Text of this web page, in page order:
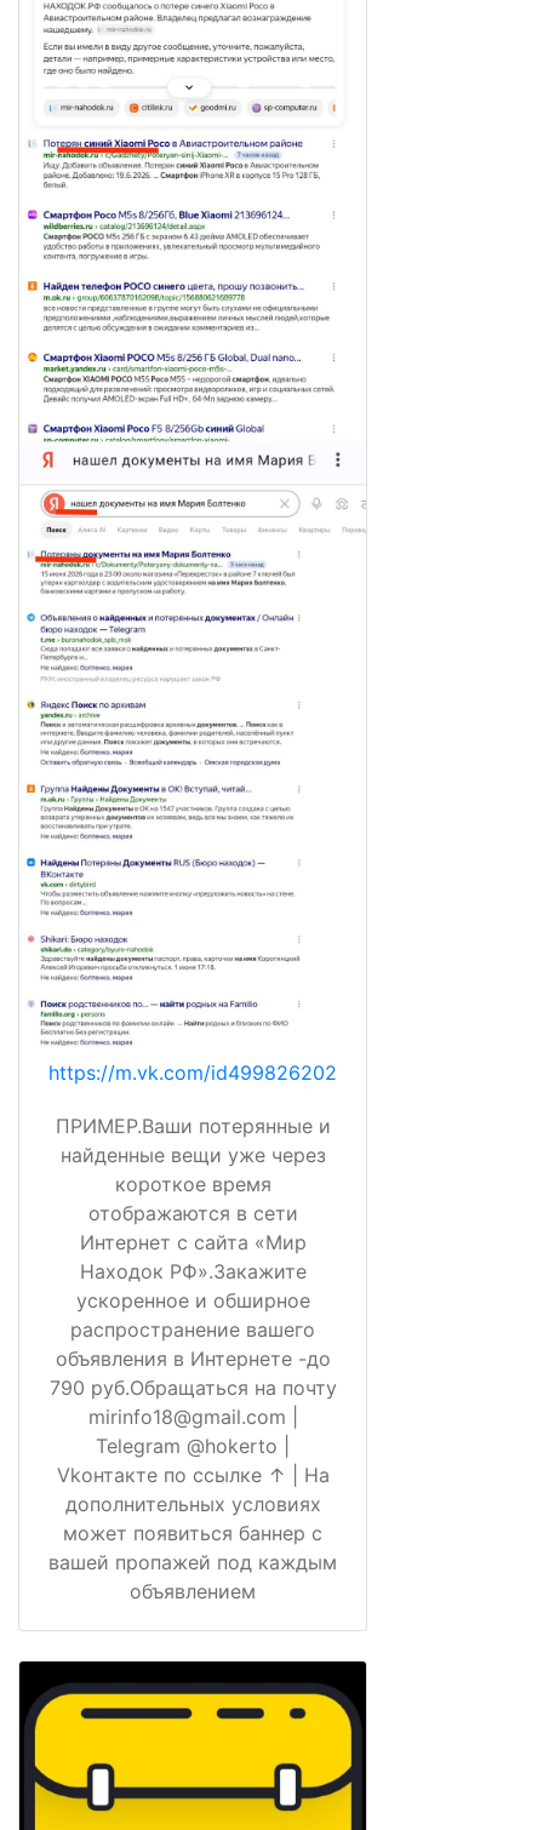
https://m.vk.com/id499826202
ПРИМЕР.Ваши потерянные и
найденные вещи уже через
короткое время
отображаются в сети
Интернет с сайта «Мир
Находок РФ».Закажите
ускоренное и обширное
распространение вашего
объявления в Интернете -до
790 руб.Обращаться на почту
mirinfo18@gmail.com |
Telegram @hokerto |
Vkонтакте по ссылке ↑ | На
дополнительных условиях
может появиться баннер с
вашей пропажей под каждым
объявлением